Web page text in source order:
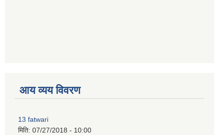
आय व्यय विवरण
13 fatwari
मिति: 07/27/2018 - 10:00